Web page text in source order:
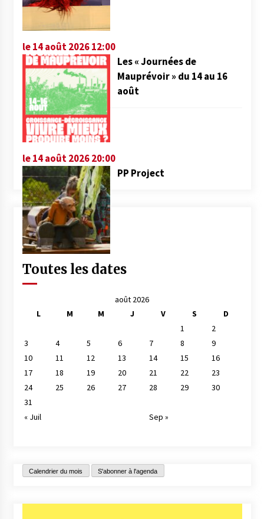
le 14 août 2026 12:00
Les « Journées de
Mauprévoir » du 14 au 16
août
le 14 août 2026 20:00
PP Project
Toutes les dates
août 2026
L
M M J V S
D
1
2
3
4 5 6 7 8
9
10
11 12 13 14 15
16
17
18 19 20 21 22
23
24
25 26 27 28 29
30
31
« Juil
Sep »
Calendrier du mois S'abonner à l'agenda